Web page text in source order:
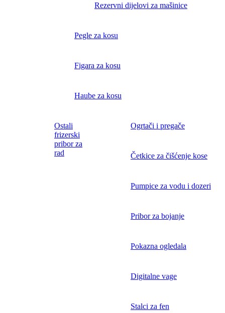
Rezervni dijelovi za mašinice
Pegle za kosu
Figara za kosu
Haube za kosu
Ostali
frizerski
pribor za
rad
Ogrtači i pregače
Četkice za čišćenje kose
Pumpice za vodu i dozeri
Pribor za bojanje
Pokazna ogledala
Digitalne vage
Stalci za fen